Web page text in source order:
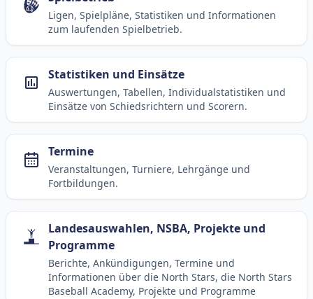
Ligen, Spielpläne, Statistiken und Informationen
zum laufenden Spielbetrieb.
Statistiken und Einsätze
Auswertungen, Tabellen, Individualstatistiken und
Einsätze von Schiedsrichtern und Scorern.
Termine
Veranstaltungen, Turniere, Lehrgänge und
Fortbildungen.
Landesauswahlen, NSBA, Projekte und
Programme
Berichte, Ankündigungen, Termine und
Informationen über die North Stars, die North Stars
Baseball Academy, Projekte und Programme